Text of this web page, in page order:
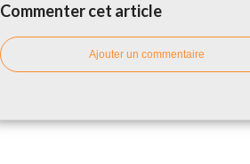
Commenter cet article
Ajouter un commentaire